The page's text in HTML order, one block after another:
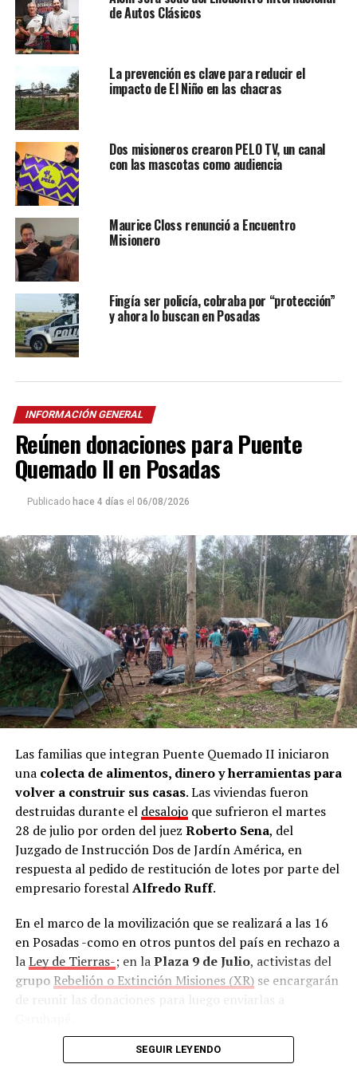
de Autos Clásicos
La prevención es clave para reducir el
impacto de El Niño en las chacras
Dos misioneros crearon PELO TV, un canal
con las mascotas como audiencia
Maurice Closs renunció a Encuentro
Misionero
Fingía ser policía, cobraba por “protección”
y ahora lo buscan en Posadas
INFORMACIÓN GENERAL
Reúnen donaciones para Puente
Quemado II en Posadas
Publicado hace 4 días el 06/08/2026
Las familias que integran Puente Quemado II iniciaron
unacolecta de alimentos, dinero y herramientas para
volver a construir sus casas. Las viviendas fueron
destruidas durante el desalojoque sufrieron el martes
28 de julio por orden del juez Roberto Sena, del
Juzgado de Instrucción Dos de Jardín América, en
respuesta al pedido de restitución de lotes por parte del
empresario forestalAlfredo Ruff.
En el marco de la movilización que se realizará a las 16
en Posadas -como en otros puntos del país en rechazo a
laLey de Tierras-; en laPlaza 9 de Julio, activistas del
grupo Rebelión o Extinción Misiones (XR)se encargarán
de reunir las donaciones para luego enviarlas a
Además, la Asociación Trabajadores del Estado (ATE),
SEGUIR LEYENDO